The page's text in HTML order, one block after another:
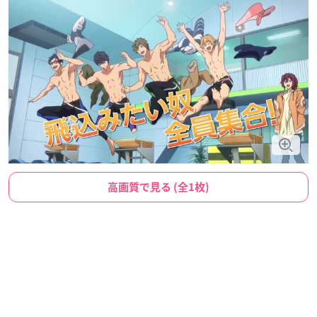
高画質で見る (全1枚)